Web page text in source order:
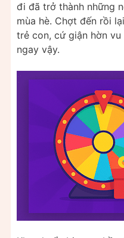
đi đã trở thành những
mùa hè. Chợt đến rồi
trẻ con, cứ giận hờn
ngay vậy.